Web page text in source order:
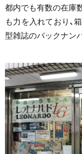
都内でも有数の在庫
も力を入れており、
型雑誌のバックナン